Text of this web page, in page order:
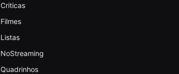
Criticas
Filmes
Listas
NoStreaming
Quadrinhos